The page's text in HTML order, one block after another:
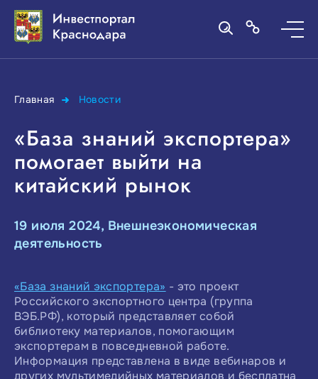
Главная Новости
«База знаний экспортера»
помогает выйти на
китайский рынок
19 июля 2024, Внешнеэкономическая
деятельность
«База знаний экспортера» - это проект
Российского экспортного центра (группа
ВЭБ.РФ), который представляет собой
библиотеку материалов, помогающим
экспортерам в повседневной работе.
Информация представлена в виде вебинаров и
других мультимедийных материалов и бесплатна